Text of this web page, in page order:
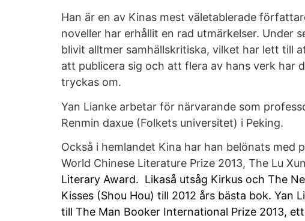
Han är en av Kinas mest väletablerade
noveller har erhållit en rad utmärkelser. Under
blivit alltmer samhällskritiska, vilket har lett till
att publicera sig och att flera av hans verk har
tryckas om.
Yan Lianke arbetar för närvarande som
Renmin daxue (Folkets universitet) i Peking.
Också i hemlandet Kina har han belönats med
World Chinese Literature Prize 2013, The Lu
Literary Award. Likaså utsåg Kirkus och The
Kisses (Shou Hou) till 2012 års bästa bok. Yan
till The Man Booker International Prize 2013,